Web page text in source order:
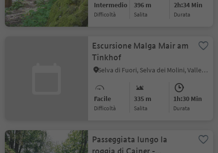
Intermedio
Difficoltà
396 m
Salita
2h:34 Min
durata
Escursione Malga Mair am
Tinkhof
Selva di Fuori, Selva dei Molini, Valle Aurina
Facile
Difficoltà
335 m
Salita
1h:30 Min
durata
Passeggiata lungo la